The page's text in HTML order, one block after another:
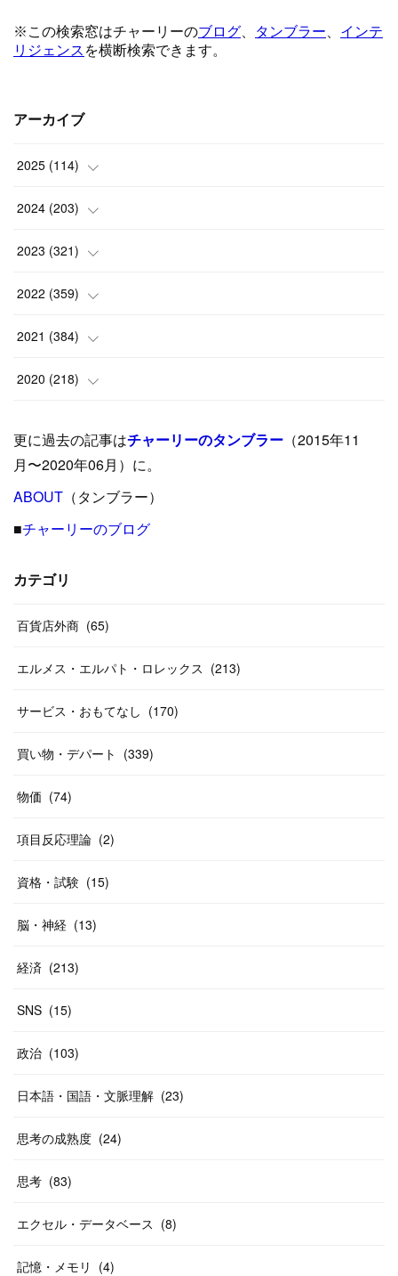
アーカイブ
2025 (114)
(1)
(8)
(6)
(9 )
( 5 )
( 15
(24)
(8 )
(17
(12)
2024 (203)
(24)
(10)
(18)
(17)
)
(12)
19)
(13
(14)
2023 (321)
(25)
(17)
(35)
(33 )
(26)
27)
(29
(24)
(26
2022 (359)
(42)
(37)
(31)
(31)
31
(26
(20)
(14
(46
2021 (384)
(9)
(39)
( 23)
40
(55
(38)
(20
(31
58)
10
2020 (218)
(24)
( 42)
(33
(46)
(20
更に過去の記事はチャーリーのタンブラー （2015年11
月〜2020年06月）に。
ABOUT （タンブラー）
■チャーリーのブログ
カテゴリ
百貨店外商 (65)
エルメス・エルパト・ロレックス (213)
サービス・おもてなし (170)
買い物・デパート (339)
物価 (74)
項目反応理論 (2)
資格・試験 (15)
脳・神経 (13)
経済 (213)
SNS (15)
政治 (103)
日本語・国語・文脈理解 (23)
思考の成熟度 (24)
思考 (83)
エクセル・データベース (8)
記憶・メモリ (4)